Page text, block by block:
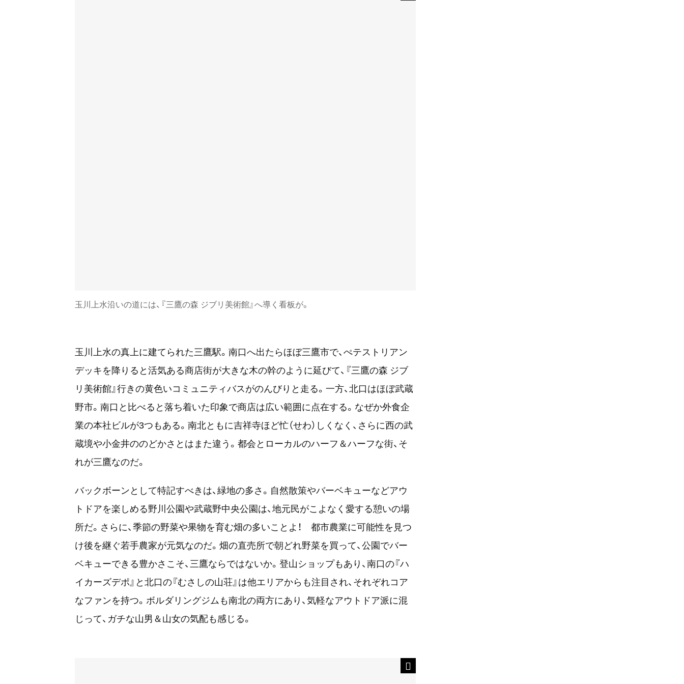
玉川上水沿いの道には、『三鷹の森 ジブリ美術館』へ導く看板が。
玉川上水の真上に建てられた三鷹駅。南口へ出たらほぼ三鷹市で、ぺテストリアン
デッキを降りると活気ある商店街が大きな木の幹のように延びて、『三鷹の森 ジブ
リ美術館』行きの黄色いコミュニティバスがのんびりと走る。一方、北口はほぼ武蔵
野市。南口と比べると落ち着いた印象で商店は広い範囲に点在する。なぜか外食企
業の本社ビルが3つもある。南北ともに吉祥寺ほど忙（せわ）しくなく、さらに西の武
蔵境や小金井ののどかさとはまた違う。都会とローカルのハーフ＆ハーフな街、そ
れが三鷹なのだ。
バックボーンとして特記すべきは、緑地の多さ。自然散策やバーベキューなどアウ
トドアを楽しめる野川公園や武蔵野中央公園は、地元民がこよなく愛する憩いの場
所だ。さらに、季節の野菜や果物を育む畑の多いことよ！ 都市農業に可能性を見つ
け後を継ぐ若手農家が元気なのだ。畑の直売所で朝どれ野菜を買って、公園でバー
ベキューできる豊かさこそ、三鷹ならではないか。登山ショップもあり、南口の『ハ
イカーズデポ』と北口の『むさしの山荘』は他エリアからも注目され、それぞれコア
なファンを持つ。ボルダリングジムも南北の両方にあり、気軽なアウトドア派に混
じって、ガチな山男＆山女の気配も感じる。